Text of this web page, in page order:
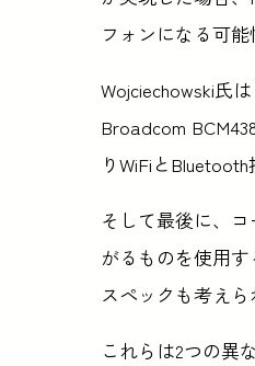
フォンになる可能
Wojciechowski氏
Broadcom
りWiFiと
そして最後に、
がるものを使用
スペックも考えら
これらは2つの異